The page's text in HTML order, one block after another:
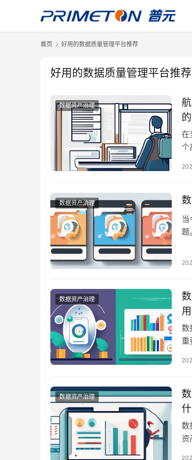
首页 好用的数据质量管理平台推荐
好用的数据质量管理平台推荐
数据资产治理
在
个
数据资产治理
题
数据资产治理
用
数
重
数
数据资产治理
数
资